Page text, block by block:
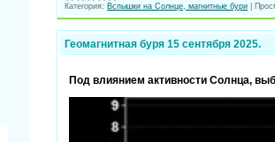
Категория: Вспышки на Солнце, магнитные бури
Геомагнитная буря 15 сентября 2025.
Под влиянием активности Солнца,